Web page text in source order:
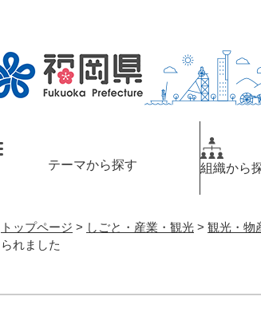
テーマから探す 組織から
トップページ > しごと・産業・観光 > 観光・物
られました